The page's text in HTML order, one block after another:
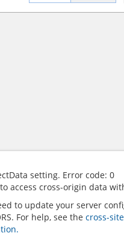
setting. Error code: 0
access cross-origin data
to update your server
For help, see the cross-